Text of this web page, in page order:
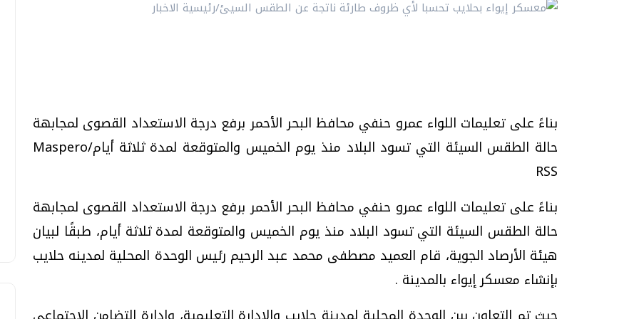
بناءً على تعليمات اللواء عمرو حنفي محافظ البحر الأحمر برفع درجة الاستعداد القصوى لمجابهة
حالة الطقس السيئة التي تسود البلاد منذ يوم الخميس والمتوقعة لمدة ثلاثة أيام/Maspero
RSS
بناءً على تعليمات اللواء عمرو حنفي محافظ البحر الأحمر برفع درجة الاستعداد القصوى لمجابهة
حالة الطقس السيئة التي تسود البلاد منذ يوم الخميس والمتوقعة لمدة ثلاثة أيام، طبقًا لبيان
هيئة الأرصاد الجوية، قام العميد مصطفى محمد عبد الرحيم رئيس الوحدة المحلية لمدينه حلايب
بإنشاء معسكر إيواء بالمدينة .